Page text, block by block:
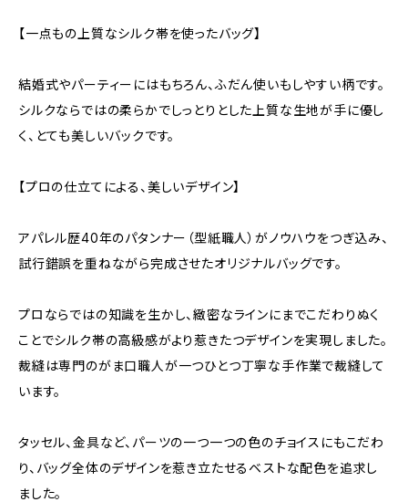
【一点もの上質なシルク帯を使ったバッグ】
結婚式やパーティーにはもちろん、ふだん使いもしやすい柄です。
シルクならではの柔らかでしっとりとした上質な生地が手に優し
く、とても美しいバックです。
【プロの仕立てによる、美しいデザイン】
アパレル歴40年のパタンナー（型紙職人）がノウハウをつぎ込み、
試行錯誤を重ねながら完成させたオリジナルバッグです。
プロならではの知識を生かし、緻密なラインにまでこだわりぬく
ことでシルク帯の高級感がより惹きたつデザインを実現しました。
裁縫は専門のがま口職人が一つひとつ丁寧な手作業で裁縫して
います。
タッセル、金具など、パーツの一つ一つの色のチョイスにもこだわ
り、バッグ全体のデザインを惹き立たせるベストな配色を追求し
ました。